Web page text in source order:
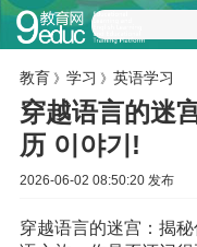
教育 》 学习 》 英语学习
穿越语言的迷
历 이야기!
2026-06-02 08:50:20 发布
穿越语言的迷宫：揭秘